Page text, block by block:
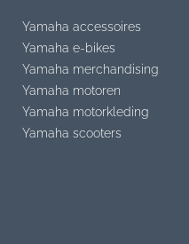
Yamaha accessoires
Yamaha e-bikes
Yamaha merchandising
Yamaha motoren
Yamaha motorkleding
Yamaha scooters